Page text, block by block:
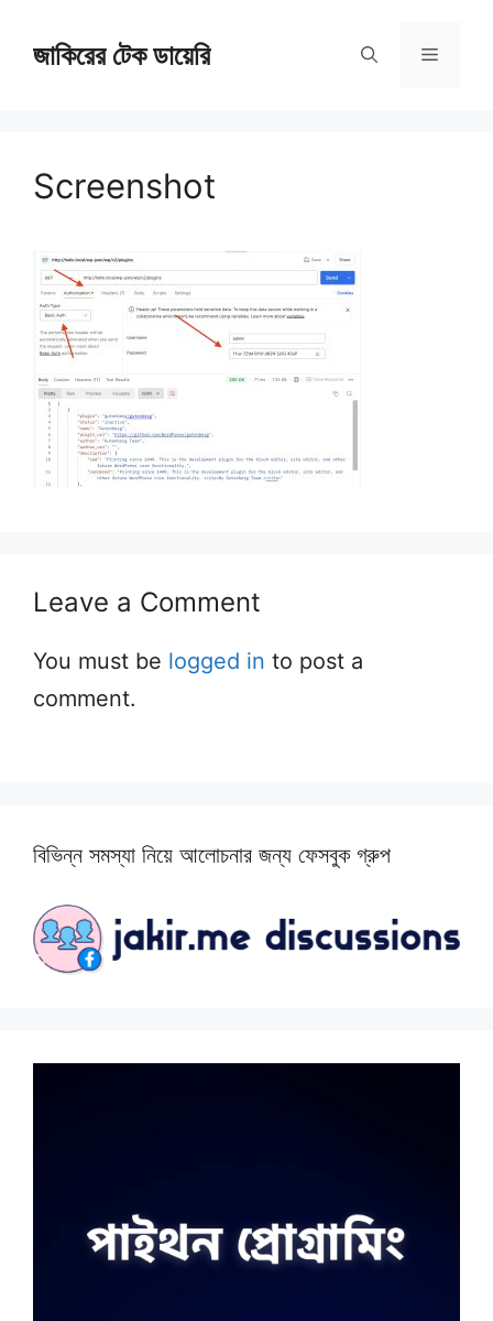
জাকিরের টেক ডায়েরি Menu
Screenshot
Leave a Comment
You must be logged in to post a
comment.
বিভিন্ন সমস্যা নিয়ে আলোচনার জন্য ফেসবুক গ্রুপ